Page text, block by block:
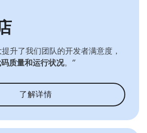
升了我们团队的开发者满意度，
质量和运行状况。”
了解详情